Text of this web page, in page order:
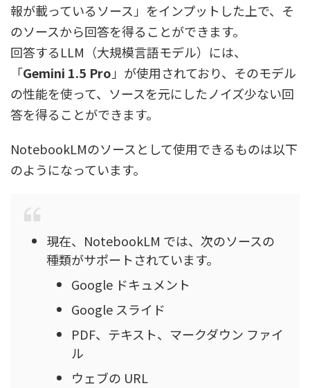
報が載っているソース」をインプットした上で、そ
のソースから回答を得ることができます。
回答するLLM（大規模言語モデル）には、
「Gemini 1.5 Pro」が使用されており、そのモデル
の性能を使って、ソースを元にしたノイズ少ない回
答を得ることができます。
NotebookLMのソースとして使用できるものは以下
のようになっています。
現在、NotebookLM では、次のソースの
種類がサポートされています。
Google ドキュメント
Google スライド
PDF、テキスト、マークダウン ファイ
ル
ウェブの URL